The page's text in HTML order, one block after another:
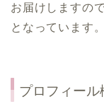
お届けしますの
となっています。
プロフィール